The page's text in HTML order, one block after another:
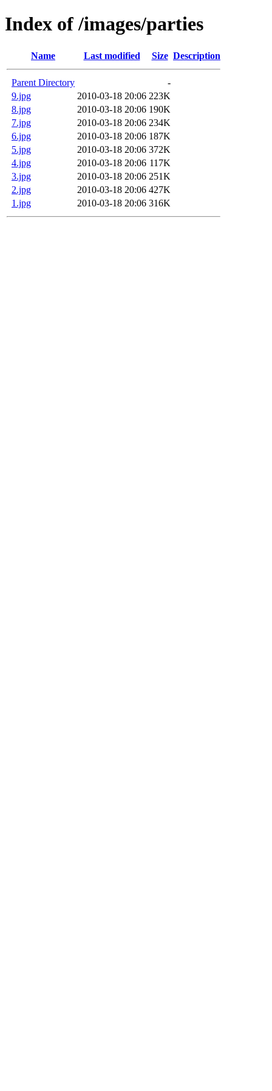
Index of /images/parties
Name Last modified Size Description
Parent Directory
-
9.jpg
2010-03-18 20:06 223K
8.jpg
2010-03-18 20:06 190K
7.jpg
2010-03-18 20:06 234K
6.jpg
2010-03-18 20:06 187K
5.jpg
2010-03-18 20:06 372K
4.jpg
2010-03-18 20:06 117K
3.jpg
2010-03-18 20:06 251K
2.jpg
2010-03-18 20:06 427K
1.jpg
2010-03-18 20:06 316K